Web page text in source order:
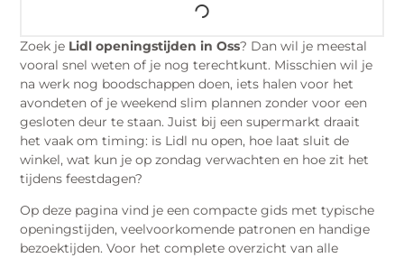
Zoek je Lidl openingstijden in Oss? Dan wil je meestal
vooral snel weten of je nog terechtkunt. Misschien wil je
na werk nog boodschappen doen, iets halen voor het
avondeten of je weekend slim plannen zonder voor een
gesloten deur te staan. Juist bij een supermarkt draait
het vaak om timing: is Lidl nu open, hoe laat sluit de
winkel, wat kun je op zondag verwachten en hoe zit het
tijdens feestdagen?
Op deze pagina vind je een compacte gids met typische
openingstijden, veelvoorkomende patronen en handige
bezoektijden. Voor het complete overzicht van alle